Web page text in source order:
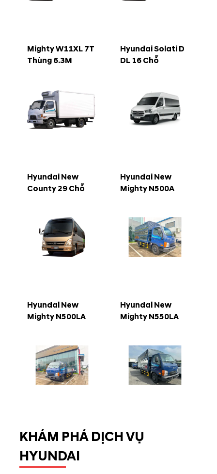
Mighty W11XL 7T
Thùng 6.3M
Hyundai Solati D
DL 16 Chỗ
Hyundai New
County 29 Chỗ
Hyundai New
Mighty N500A
Hyundai New
Mighty N500LA
Hyundai New
Mighty N550LA
KHÁM PHÁ DỊCH VỤ
HYUNDAI